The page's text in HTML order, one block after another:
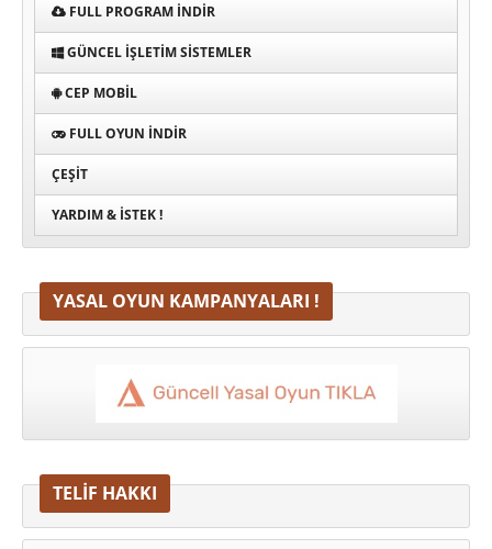
FULL PROGRAM INDIR
GÜNCEL İŞLETIM SISTEMLER
CEP MOBIL
FULL OYUN İNDIR
ÇEŞIT
YARDIM & İSTEK !
YASAL OYUN KAMPANYALARI !
TELİF HAKKI